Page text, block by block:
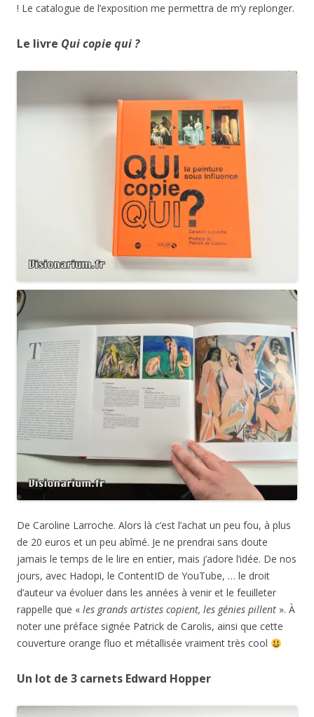
! Le catalogue de l’exposition me permettra de m’y replonger.
Le livre Qui copie qui ?
De Caroline Larroche. Alors là c’est l’achat un peu fou, à plus
de 20 euros et un peu abîmé. Je ne prendrai sans doute
jamais le temps de le lire en entier, mais j’adore l’idée. De nos
jours, avec Hadopi, le ContentID de YouTube, … le droit
d’auteur va évoluer dans les années à venir et le feuilleter
rappelle que « les grands artistes copient, les génies pillent ». À
noter une préface signée Patrick de Carolis, ainsi que cette
couverture orange fluo et métallisée vraiment très cool
Un lot de 3 carnets Edward Hopper